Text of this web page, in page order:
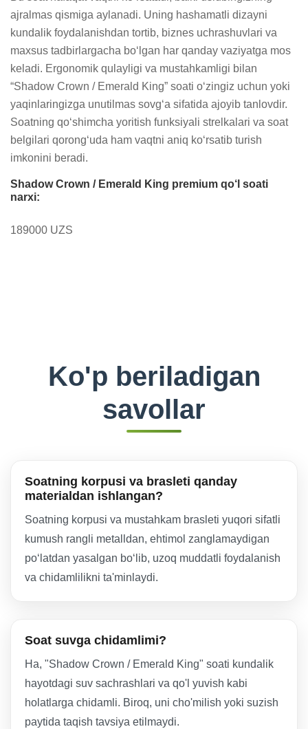
ajralmas qismiga aylanadi. Uning hashamatli dizayni
kundalik foydalanishdan tortib, biznes uchrashuvlari va
maxsus tadbirlargacha bo‘lgan har qanday vaziyatga mos
keladi. Ergonomik qulayligi va mustahkamligi bilan
“Shadow Crown / Emerald King” soati o‘zingiz uchun yoki
yaqinlaringizga unutilmas sovg‘a sifatida ajoyib tanlovdir.
Soatning qo‘shimcha yoritish funksiyali strelkalari va soat
belgilari qorong‘uda ham vaqtni aniq ko‘rsatib turish
imkonini beradi.
Shadow Crown / Emerald King premium qo‘l soati
narxi:
189000 UZS
Ko'p beriladigan
savollar
Soatning korpusi va brasleti qanday
materialdan ishlangan?
Soatning korpusi va mustahkam brasleti yuqori sifatli
kumush rangli metalldan, ehtimol zanglamaydigan
po‘latdan yasalgan bo‘lib, uzoq muddatli foydalanish
va chidamlilikni ta'minlaydi.
Soat suvga chidamlimi?
Ha, "Shadow Crown / Emerald King" soati kundalik
hayotdagi suv sachrashlari va qo'l yuvish kabi
holatlarga chidamli. Biroq, uni cho'milish yoki suzish
paytida taqish tavsiya etilmaydi.